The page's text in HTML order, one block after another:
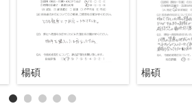
楊碩 楊碩